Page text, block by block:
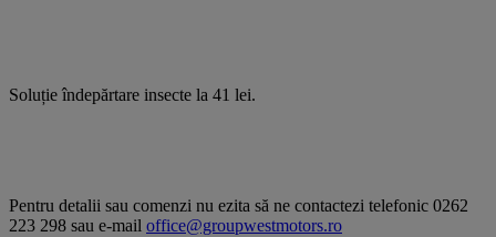
Soluție îndepărtare insecte la 41 lei.
Pentru detalii sau comenzi nu ezita să ne contactezi telefonic 0262
223 298 sau e-mail office@groupwestmotors.ro